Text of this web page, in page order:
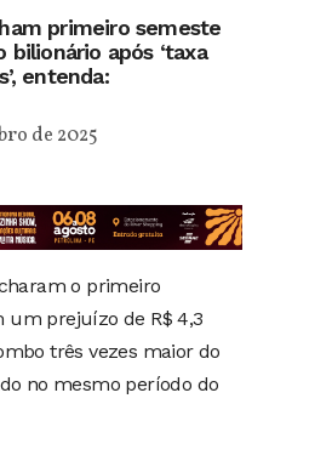
primeiro semeste
bilionário após ‘taxa
entenda:
de 2025
o primeiro
um prejuízo de R$ 4,3
três vezes maior do
no mesmo período do